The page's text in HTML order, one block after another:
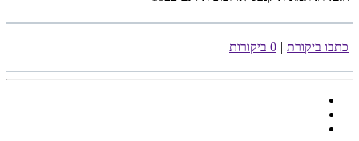
כתבו ביקורת | 0 ביקורות